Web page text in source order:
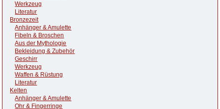
Werkzeug
Literatur
Bronzezeit
Anhänger & Amulette
Fibeln & Broschen
Aus der Mythologie
Bekleidung & Zubehör
Geschirr
Werkzeug
Waffen & Rüstung
Literatur
Kelten
Anhänger & Amulette
Ohr & Fingerringe